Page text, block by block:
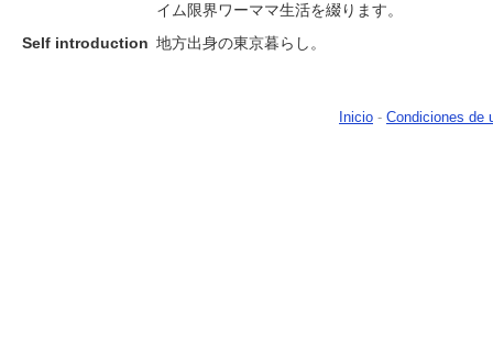
イム限界ワーママ生活を綴ります。
Self introduction 地方出身の東京暮らし。
Inicio - Condiciones de